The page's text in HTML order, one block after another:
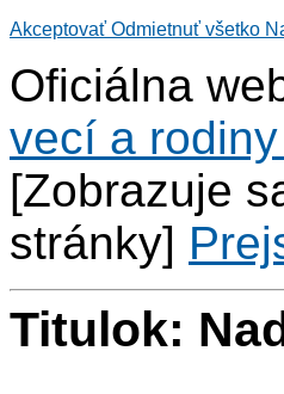
Akceptovať Odmietnuť všetko
Oficiálna
vecí a
[Zobrazuje
stránky]
Titulok: